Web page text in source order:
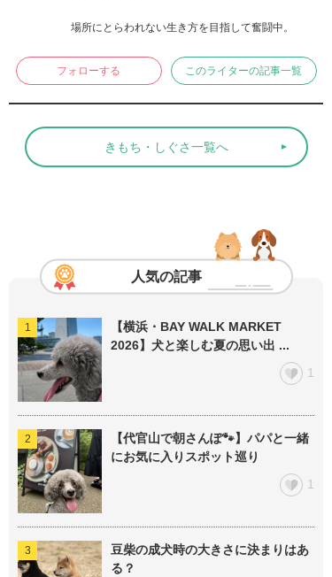
場所にとらわれない生き方を目指して奮闘中。
フォローする このライターの記事一覧
きもち・しぐさ一覧へ
人気の記事
【横浜・BAY WALK MARKET
2026】犬と楽しむ夏の思い出 ...
1
【代官山で朝さんぽ🐾】パパと一緒
にお気に入りスポット巡り
1
豆柴の成犬時の大きさに決まりはあ
る？